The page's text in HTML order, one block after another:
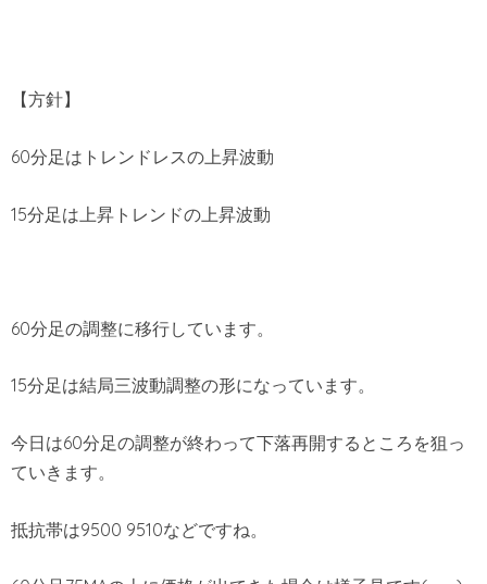
【方針】
60分足はトレンドレスの上昇波動
15分足は上昇トレンドの上昇波動
60分足の調整に移行しています。
15分足は結局三波動調整の形になっています。
今日は60分足の調整が終わって下落再開するところを狙っ
ていきます。
抵抗帯は9500 9510などですね。